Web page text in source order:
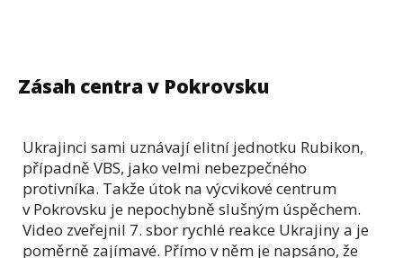
Zásah centra v Pokrovsku
Ukrajinci sami uznávají elitní jednotku Rubikon,
případně VBS, jako velmi nebezpečného
protivníka. Takže útok na výcvikové centrum
v Pokrovsku je nepochybně slušným úspěchem.
Video zveřejnil 7. sbor rychlé reakce Ukrajiny a je
poměrně zajímavé. Přímo v něm je napsáno, že